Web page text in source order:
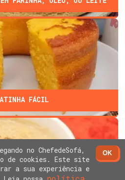
FÁCIL
no ChefedeSofá,
de cookies. Este site
a sua experiência e
OK